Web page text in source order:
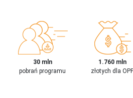
30 mln
pobrań programu
1.760 mln
złotych dla